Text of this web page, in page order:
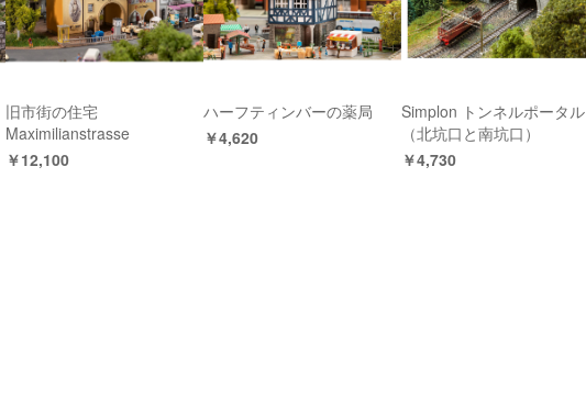
旧市街の住宅
Maximilianstrasse
￥12,100
ハーフティンバーの薬局
￥4,620
Simplon トンネルポータル
（北坑口と南坑口）
￥4,730